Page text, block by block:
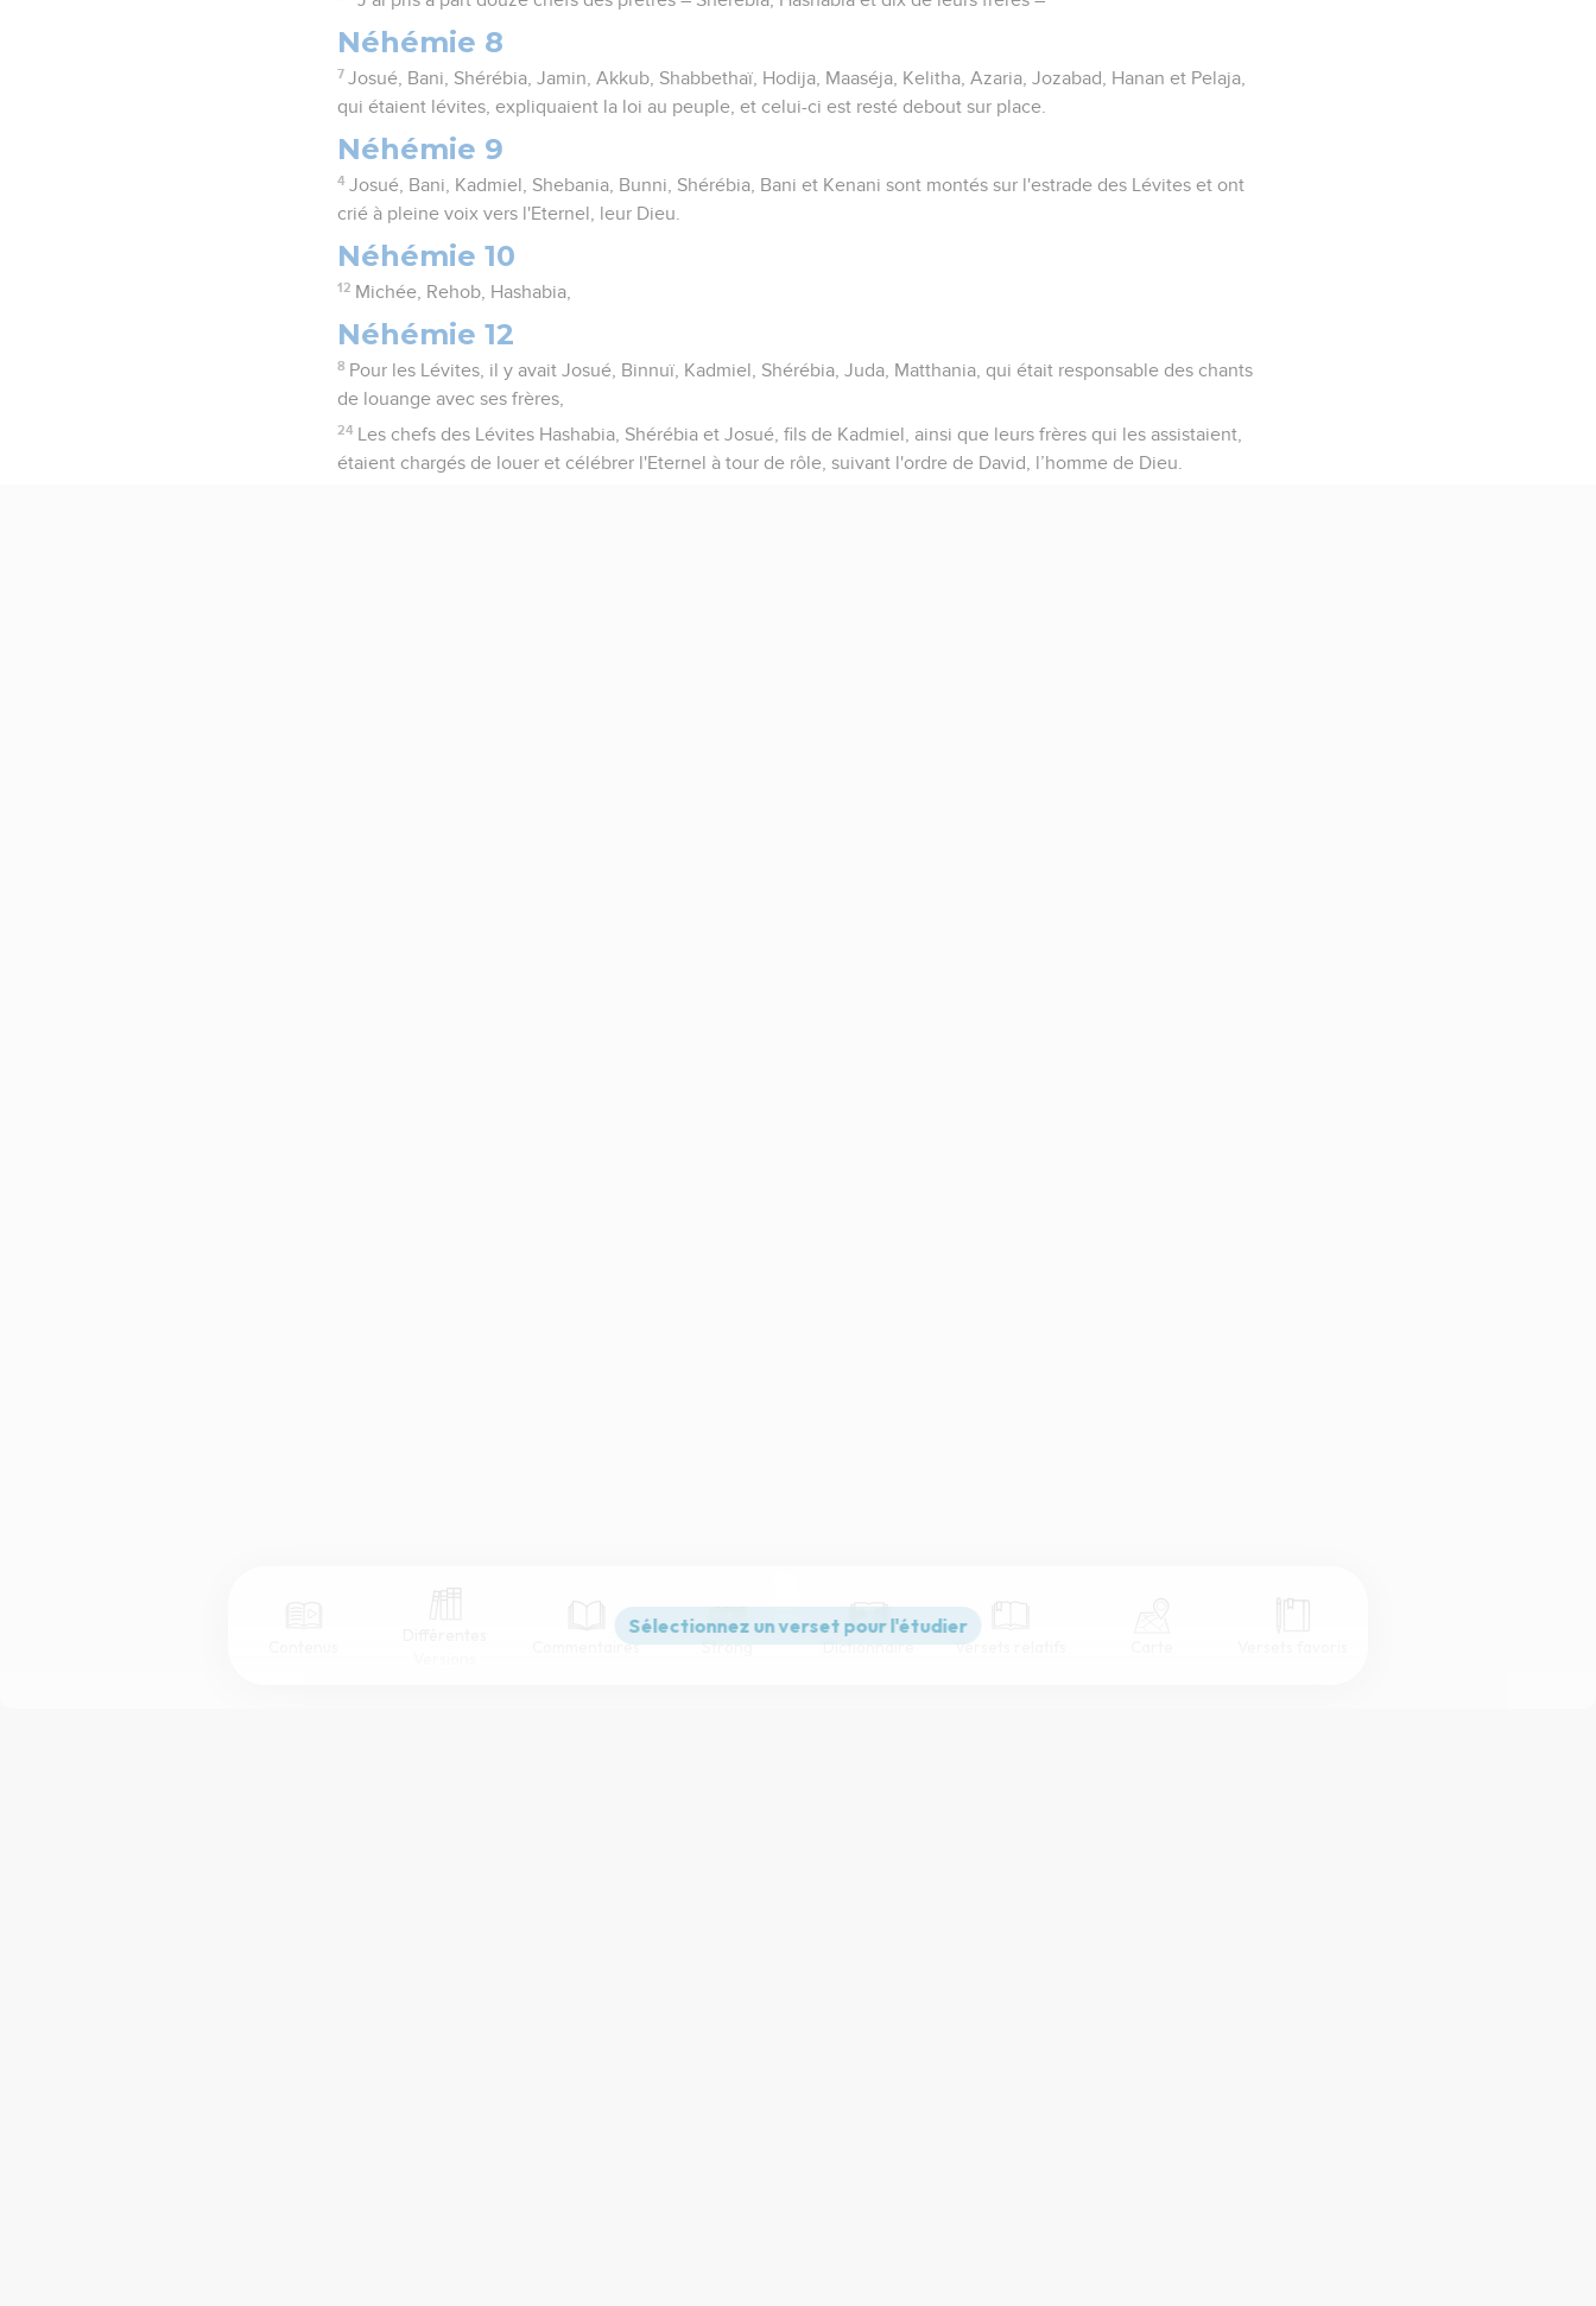
Commentaires Strong Dictionnaire Versets relatifs
Néhémie 8
7 Josué, Bani, Shérébia, Jamin, Akkub, Shabbethaï, Hodija, Maaséja, Kelitha, Azaria, Jozabad, Hanan et Pelaja,
qui étaient lévites, expliquaient la loi au peuple, et celui-ci est resté debout sur place.
Néhémie 9
4 Josué, Bani, Kadmiel, Shebania, Bunni, Shérébia, Bani et Kenani sont montés sur l'estrade des Lévites et ont
crié à pleine voix vers l'Eternel, leur Dieu.
Néhémie 10
12 Michée, Rehob, Hashabia,
Néhémie 12
8 Pour les Lévites, il y avait Josué, Binnuï, Kadmiel, Shérébia, Juda, Matthania, qui était responsable des chants
de louange avec ses frères,
24 Les chefs des Lévites Hashabia, Shérébia et Josué, fils de Kadmiel, ainsi que leurs frères qui les assistaient,
étaient chargés de louer et célébrer l'Eternel à tour de rôle, suivant l'ordre de David, l’homme de Dieu.